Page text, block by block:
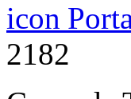
2182